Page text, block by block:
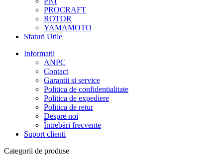
PROCRAFT
ROTOR
YAMAMOTO
Sfaturi Utile
Informatii
ANPC
Contact
Garantii si service
Politica de confidentialitate
Politica de expediere
Politica de retur
Despre noi
Întrebări frecvente
Suport clienti
Categorii de produse